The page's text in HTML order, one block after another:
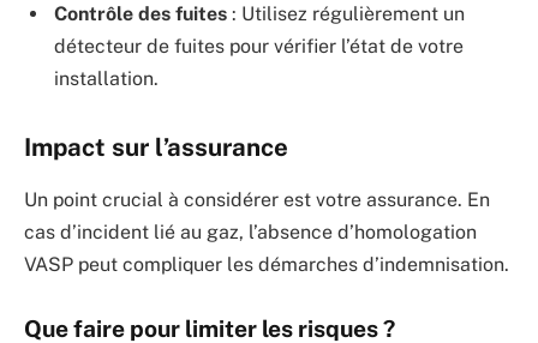
Contrôle des fuites : Utilisez régulièrement un
détecteur de fuites pour vérifier l’état de votre
installation.
Impact sur l’assurance
Un point crucial à considérer est votre assurance. En
cas d’incident lié au gaz, l’absence d’homologation
VASP peut compliquer les démarches d’indemnisation.
Que faire pour limiter les risques ?